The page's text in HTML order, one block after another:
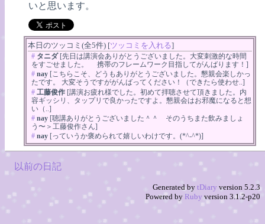
いと思います。
本日のツッコミ(全5件) [ツッコミを入れる]
# タニダ[先日は講演会ありがとうございました。大変刺激的な時間
をすごせました。 携帯のフレームワーク目指してがんばります！]
# nay [こちらこそ、どうもありがとうございました。懇親会楽しかっ
たです。 大変そうですががんばってください！（できたら使わせ..]
# 工藤俊作 [講演お疲れ様でした。初めて拝聴させて頂きました。内
容ギッシリ、タップリで良かったですよ。懇親会はお邪魔になると想
い（..]
# nay [聴講ありがとうございました＾＾ そのうちまた飲みましょ
う〜＞工藤俊作さん]
# nay [っていうか褒められて嬉しいわけです。(*^-^*)]
以前の日記
Generated by tDiary version 5.2.3
Powered by Ruby version 3.1.2-p20